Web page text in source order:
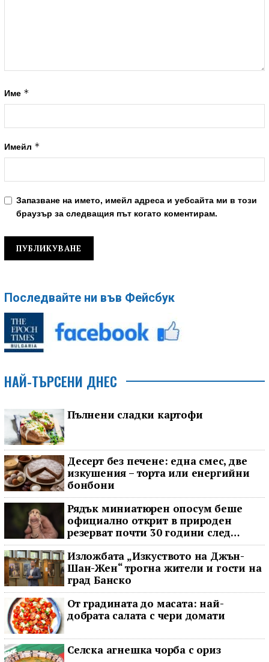
Име *
Имейл *
Запазване на името, имейл адреса и уебсайта ми в този
браузър за следващия път когато коментирам.
Последвайте ни във Фейсбук
НАЙ-ТЪРСЕНИ ДНЕС
Пълнени сладки картофи
Десерт без печене: една смес, две
изкушения – торта или енергийни
бонбони
Рядък миниатюрен опосум беше
официално открит в природен
резерват почти 30 години след
последното му наблюдение
Изложбата „Изкуството на Джън-
Шан-Жен“ трогна жители и гости на
град Банско
От градината до масата: най-
добрата салата с чери домати
Селска агнешка чорба с ориз